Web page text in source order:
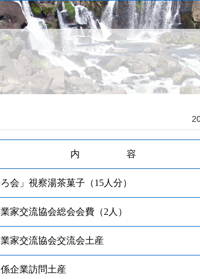
内 容
会」視察湯茶菓子（15人分）
家交流協会総会会費（2人）
家交流協会交流会土産
企業訪問土産